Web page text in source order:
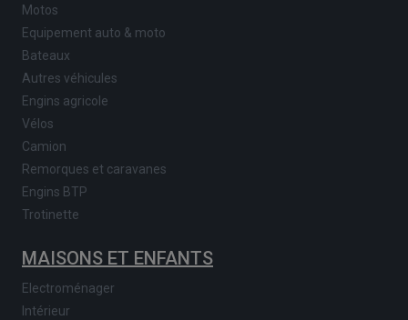
Motos
Equipement auto & moto
Bateaux
Autres véhicules
Engins agricole
Vélos
Camion
Remorques et caravanes
Engins BTP
Trotinette
MAISONS ET ENFANTS
Electroménager
Intérieur